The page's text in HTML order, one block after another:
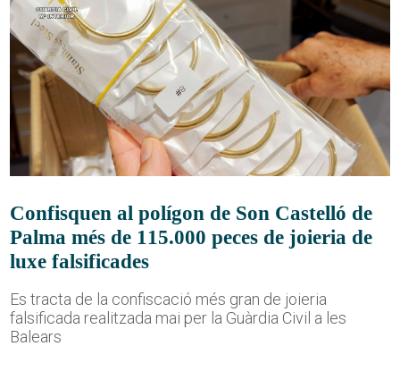
Confisquen al polígon de Son Castelló de
Palma més de 115.000 peces de joieria de
luxe falsificades
Es tracta de la confiscació més gran de joieria
falsificada realitzada mai per la Guàrdia Civil a les
Balears